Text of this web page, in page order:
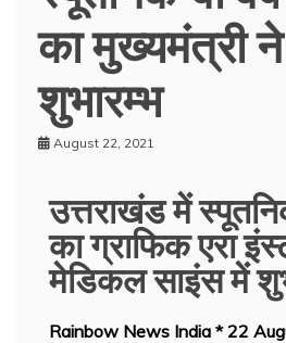
का मुख्यमंत्री
शुभारम्भ
August 22, 2021
उत्तराखंड में
का ग्राफिक एरा
मेडिकल साइंस में
Rainbow News India * 22